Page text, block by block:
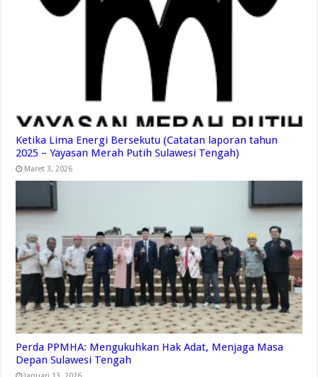
Ketika Lima Energi Bersekutu (Catatan laporan tahun
2025 – Yayasan Merah Putih Sulawesi Tengah)
Maret 3, 2026
Perda PPMHA: Mengukuhkan Hak Adat, Menjaga Masa
Depan Sulawesi Tengah